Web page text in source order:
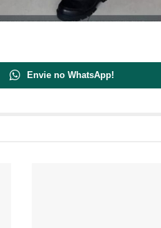
Envie no WhatsApp!